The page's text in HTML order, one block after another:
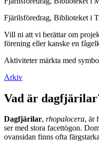
Fjärilsföredrag, Biblioteket i
Vill ni att vi berättar om
förening eller kanske en
Aktiviteter märkta med
Arkiv
Vad är
Dagfjärilar, rhopalocera, är
ser med stora facettögon.
ovansidan finns ofta